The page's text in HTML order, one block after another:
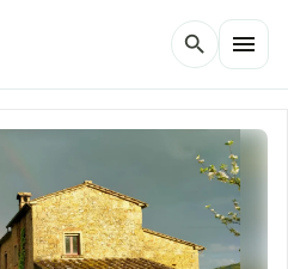
search menu